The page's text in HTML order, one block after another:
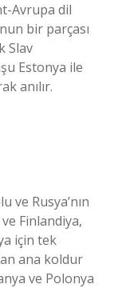
Avrupa dil
bir parçası
Slav
Estonya ile
anılır.
ve Rusya’nın
Finlandiya,
için tek
ana koldur
ve Polonya